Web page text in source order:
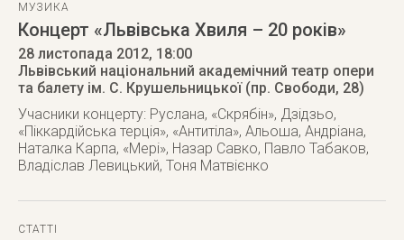
МУЗИКА
Концерт «Львівська Хвиля – 20 років»
28 листопада 2012, 18:00
Львівський національний академічний театр опери
та балету ім. С. Крушельницької (пр. Свободи, 28)
Учасники концерту: Руслана, «Скрябін», Дзідзьо,
«Піккардійська терція», «Антитіла», Альоша, Андріана,
Наталка Карпа, «Мері», Назар Савко, Павло Табаков,
Владіслав Левицький, Тоня Матвієнко
СТАТТІ